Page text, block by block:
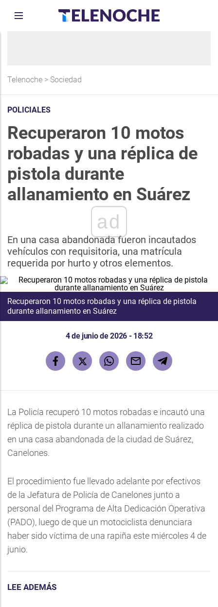
Telenoche > Sociedad
POLICIALES
Recuperaron 10 motos
robadas y una réplica de
pistola durante
allanamiento en Suárez
ad
En una casa abandonada fueron incautados
vehículos con requisitoria, una matrícula
requerida por hurto y otros elementos.
Recuperaron 10 motos robadas y una réplica de pistola
durante allanamiento en Suárez
4 de junio de 2026 - 18:52
La Policía recuperó 10 motos robadas e incautó una
réplica de pistola durante un allanamiento realizado
en una casa abandonada de la ciudad de Suárez,
Canelones.
El procedimiento fue llevado adelante por efectivos
de la Jefatura de Policía de Canelones junto a
personal del Programa de Alta Dedicación Operativa
(PADO), luego de que un motociclista denunciara
haber sido víctima de una rapiña este miércoles 4 de
junio.
LEE ADEMÁS